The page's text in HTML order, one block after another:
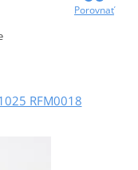
Porovnať
RFM0018